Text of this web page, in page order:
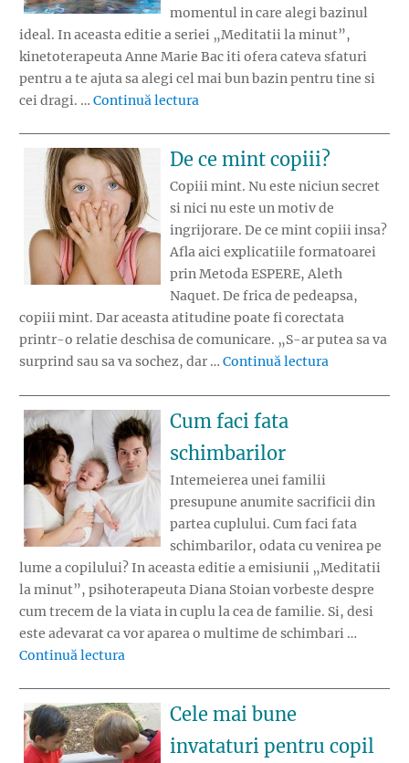
momentul in care alegi bazinul
ideal. In aceasta editie a seriei „Meditatii la minut”,
kinetoterapeuta Anne Marie Bac iti ofera cateva sfaturi
pentru a te ajuta sa alegi cel mai bun bazin pentru tine si
cei dragi. … Continuă lectura
De ce mint copiii?
Copiii mint. Nu este niciun secret
si nici nu este un motiv de
ingrijorare. De ce mint copiii insa?
Afla aici explicatiile formatoarei
prin Metoda ESPERE, Aleth
Naquet. De frica de pedeapsa,
copiii mint. Dar aceasta atitudine poate fi corectata
printr-o relatie deschisa de comunicare. „S-ar putea sa va
surprind sau sa va sochez, dar … Continuă lectura
Cum faci fata
schimbarilor
Intemeierea unei familii
presupune anumite sacrificii din
partea cuplului. Cum faci fata
schimbarilor, odata cu venirea pe
lume a copilului? In aceasta editie a emisiunii „Meditatii
la minut”, psihoterapeuta Diana Stoian vorbeste despre
cum trecem de la viata in cuplu la cea de familie. Si, desi
este adevarat ca vor aparea o multime de schimbari …
Continuă lectura
Cele mai bune
invataturi pentru copil